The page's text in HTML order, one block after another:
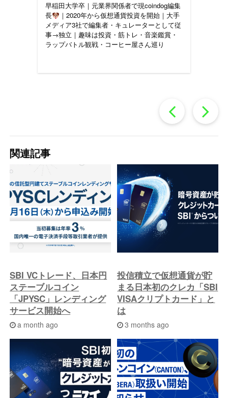
早稲田大学卒｜元業界関係者で現coindog編集
長
｜2020年から仮想通貨投資を開始｜大手
メディア3社で編集者・キュレーターとして従
事→独立｜趣味は投資・筋トレ・音楽鑑賞・
ラップバトル観戦・コーヒー屋さん巡り
過
去
の
投
へ
関連記事
SBI VCトレード、日本円
ステーブルコイン
「JPYSC」レンディング
サービス開始へ
a month ago
投信積立で仮想通貨が貯
まる日本初のクレカ「SBI
VISAクリプトカード」と
は
3 months ago